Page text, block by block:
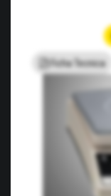
Ficha Tecnica